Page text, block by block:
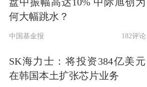
15.7%；营业成本5.03万
长12.7%；实现利润总额
比增长1.08倍。4月份，
信息制造业营业收入1.57
何大幅跳水？
中国基金报 182评论
SK海力士：将投资384亿美元
在韩国本土扩张芯片业务